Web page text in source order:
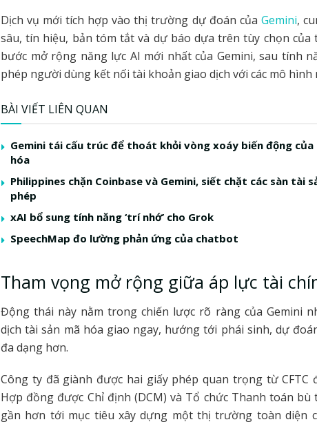
Dịch vụ mới tích hợp vào thị trường dự đoán của Gemini,
sâu, tín hiệu, bản tóm tắt và dự báo dựa trên tùy chọn
bước mở rộng năng lực AI mới nhất của Gemini, sau tính
phép người dùng kết nối tài khoản giao dịch với các mô hình
BÀI VIẾT LIÊN QUAN
Gemini tái cấu trúc để thoát khỏi vòng xoáy biến động
hóa
Philippines chặn Coinbase và Gemini, siết chặt các sàn tài
phép
xAI bổ sung tính năng ‘trí nhớ’ cho Grok
SpeechMap đo lường phản ứng của chatbot
Tham vọng mở rộng giữa áp lực tài
Động thái này nằm trong chiến lược rõ ràng của Gemini
dịch tài sản mã hóa giao ngay, hướng tới phái sinh, dự
đa dạng hơn.
Công ty đã giành được hai giấy phép quan trọng từ
Hợp đồng được Chỉ định (DCM) và Tổ chức Thanh toán bù
gần hơn tới mục tiêu xây dựng một thị trường toàn diện